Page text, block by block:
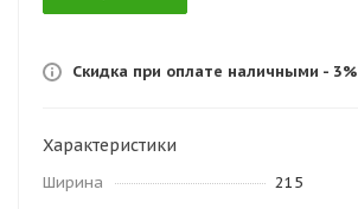
Скидка при оплате наличными - 3%
Характеристики
Ширина
215